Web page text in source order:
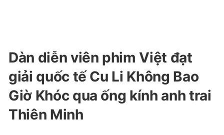
Dàn diễn viên phim Việt đạt
giải quốc tế Cu Li Không Bao
Giờ Khóc qua ống kính anh trai
Thiên Minh